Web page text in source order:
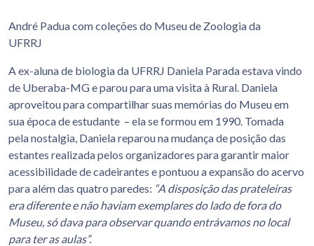
André Padua com coleções do Museu de Zoologia da
UFRRJ
A ex-aluna de biologia da UFRRJ Daniela Parada estava vindo
de Uberaba-MG e parou para uma visita à Rural. Daniela
aproveitou para compartilhar suas memórias do Museu em
sua época de estudante – ela se formou em 1990. Tomada
pela nostalgia, Daniela reparou na mudança de posição das
estantes realizada pelos organizadores para garantir maior
acessibilidade de cadeirantes e pontuou a expansão do acervo
para além das quatro paredes: “A disposição das prateleiras
era diferente e não haviam exemplares do lado de fora do
Museu, só dava para observar quando entrávamos no local
para ter as aulas”.